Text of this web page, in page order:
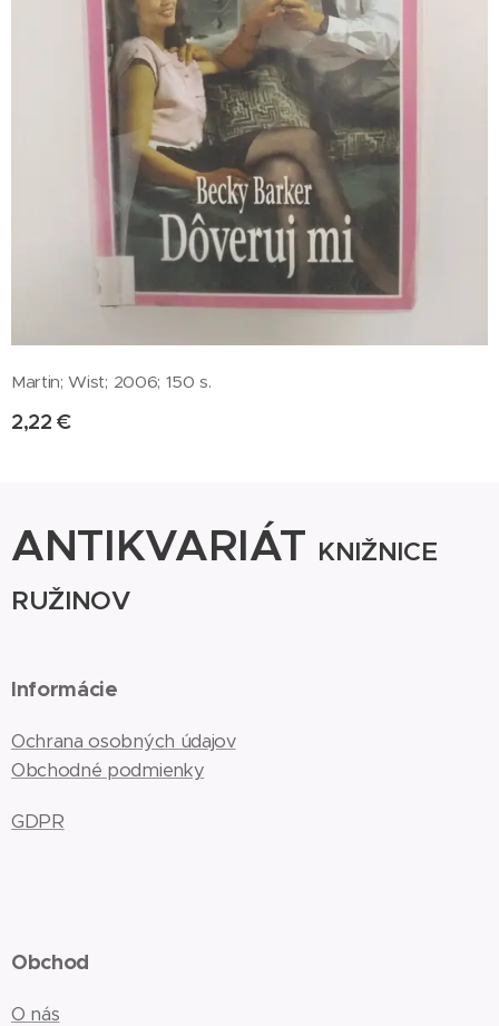
Martin; Wist; 2006; 150 s.
2,22 €
ANTIKVARIÁT KNIŽNICE
RUŽINOV
Informácie
Ochrana osobných údajov
Obchodné podmienky
GDPR
Obchod
O nás